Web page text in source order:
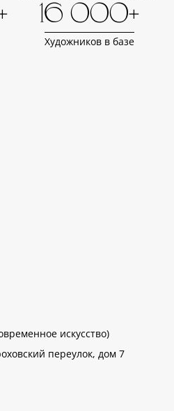
16 000+
Художников в базе
искусство)
переулок, дом 7